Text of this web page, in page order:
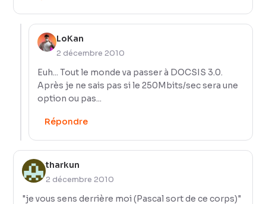
LoKan
2 décembre 2010
Euh... Tout le monde va passer à DOCSIS 3.0.
Après je ne sais pas si le 250Mbits/sec sera une
option ou pas...
Répondre
tharkun
2 décembre 2010
"je vous sens derrière moi (Pascal sort de ce corps)"